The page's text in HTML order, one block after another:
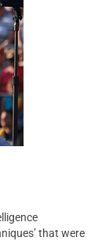
that were